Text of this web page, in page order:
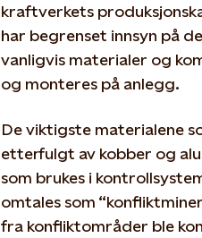
kraftverkets
har begrenset innsyn på
vanligvis materialer og
og monteres på anlegg.
De viktigste materialene
etterfulgt av kobber og
som brukes i
omtales som
fra konfliktområder ble